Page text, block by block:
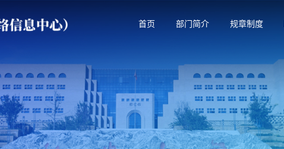
首页 部门简介 规章制度